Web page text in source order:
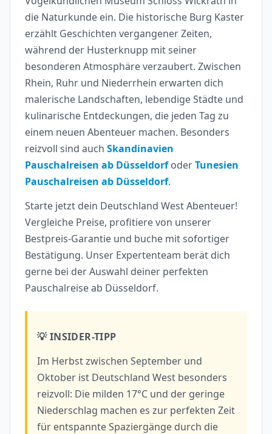
die Naturkunde ein. Die historische Burg Kaster
erzählt Geschichten vergangener Zeiten,
während der Husterknupp mit seiner
besonderen Atmosphäre verzaubert. Zwischen
Rhein, Ruhr und Niederrhein erwarten dich
malerische Landschaften, lebendige Städte und
kulinarische Entdeckungen, die jeden Tag zu
einem neuen Abenteuer machen. Besonders
reizvoll sind auch Skandinavien
Pauschalreisen ab DüsseldorfoderTunesien
Pauschalreisen ab Düsseldorf.
Starte jetzt dein Deutschland West Abenteuer!
Vergleiche Preise, profitiere von unserer
Bestpreis-Garantie und buche mit sofortiger
Bestätigung. Unser Expertenteam berät dich
gerne bei der Auswahl deiner perfekten
Pauschalreise ab Düsseldorf.
💡 INSIDER-TIPP
Im Herbst zwischen September und
Oktober ist Deutschland West besonders
reizvoll: Die milden 17°C und der geringe
Niederschlag machen es zur perfekten Zeit
für entspannte Spaziergänge durch die